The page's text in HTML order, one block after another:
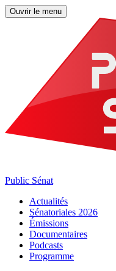
Ouvrir le menu
Public Sénat
Actualités
Sénatoriales 2026
Émissions
Documentaires
Podcasts
Programme